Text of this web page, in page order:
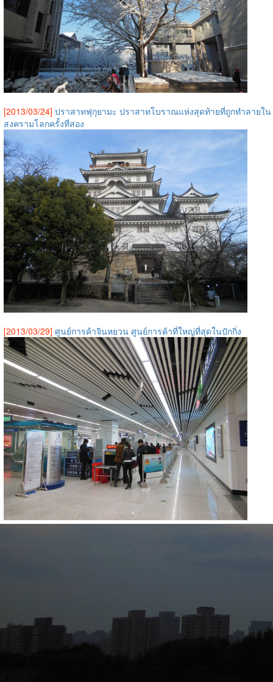
[2013/03/24] ปราสาทฟุกุยามะ ปราสาทโบราณแห่งสุดท้ายที่ถูกทำลายใน
สงครามโลกครั้งที่สอง
[2013/03/29] ศูนย์การค้าจินหยวน ศูนย์การค้าที่ใหญ่ที่สุดในปักกิ่ง